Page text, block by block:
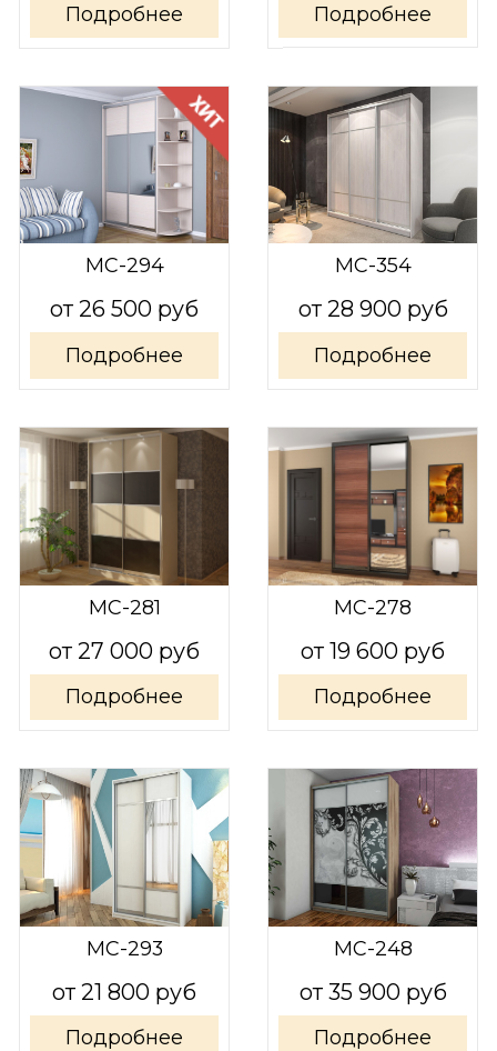
Подробнее Подробнее
МС-294
Подробнее
от 26 500 руб
МС-354
Подробнее
от 28 900 руб
МС-281
Подробнее
от 27 000 руб
МС-278
Подробнее
от 19 600 руб
МС-293
Подробнее
от 21 800 руб
МС-248
Подробнее
от 35 900 руб